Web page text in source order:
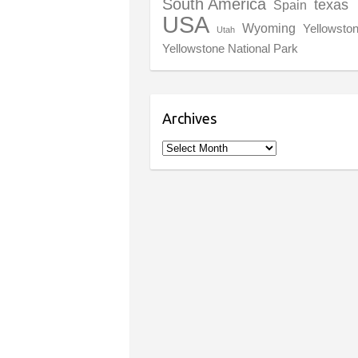
South America Spain texas
USA Utah Wyoming
Yellowstone National Park
Archives
Archives